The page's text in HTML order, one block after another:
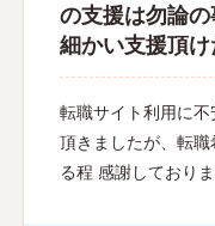
の支援は勿論
細かい支援頂け
転職サイト利用に
頂きましたが、転
る程 感謝しており